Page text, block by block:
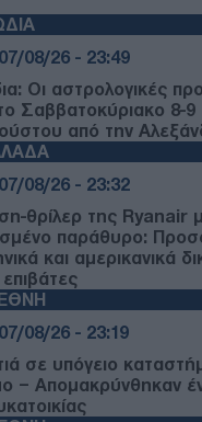
07/08/26 - 23:49
Οι αστρολογικές
Σαββατοκύριακο 8-9
από την
07/08/26 - 23:32
θρίλερ της Ryanair
παράθυρο:
και αμερικανικά
07/08/26 - 23:19
σε υπόγειο
– Απομακρύνθηκαν